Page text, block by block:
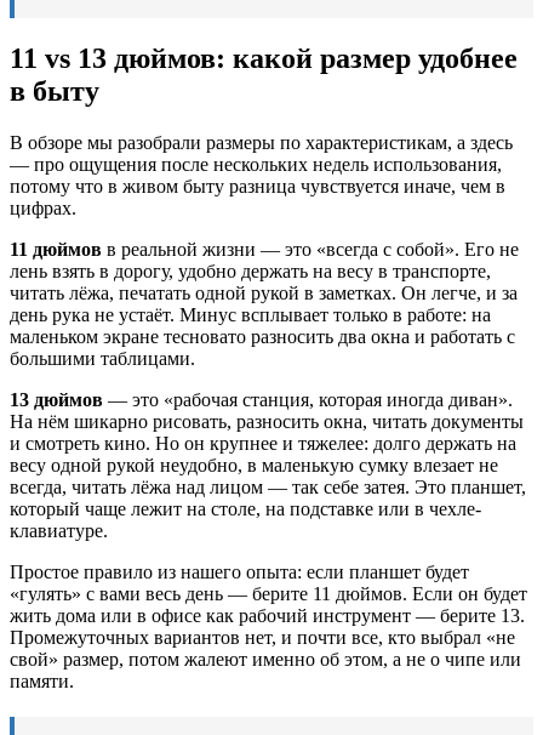
11 vs 13 дюймов: какой размер удобнее
в быту
В обзоре мы разобрали размеры по характеристикам, а здесь
— про ощущения после нескольких недель использования,
потому что в живом быту разница чувствуется иначе, чем в
цифрах.
11 дюймов в реальной жизни — это «всегда с собой». Его не
лень взять в дорогу, удобно держать на весу в транспорте,
читать лёжа, печатать одной рукой в заметках. Он легче, и за
день рука не устаёт. Минус всплывает только в работе: на
маленьком экране тесновато разносить два окна и работать с
большими таблицами.
13 дюймов — это «рабочая станция, которая иногда диван».
На нём шикарно рисовать, разносить окна, читать документы
и смотреть кино. Но он крупнее и тяжелее: долго держать на
весу одной рукой неудобно, в маленькую сумку влезает не
всегда, читать лёжа над лицом — так себе затея. Это планшет,
который чаще лежит на столе, на подставке или в чехле-
клавиатуре.
Простое правило из нашего опыта: если планшет будет
«гулять» с вами весь день — берите 11 дюймов. Если он будет
жить дома или в офисе как рабочий инструмент — берите 13.
Промежуточных вариантов нет, и почти все, кто выбрал «не
свой» размер, потом жалеют именно об этом, а не о чипе или
памяти.